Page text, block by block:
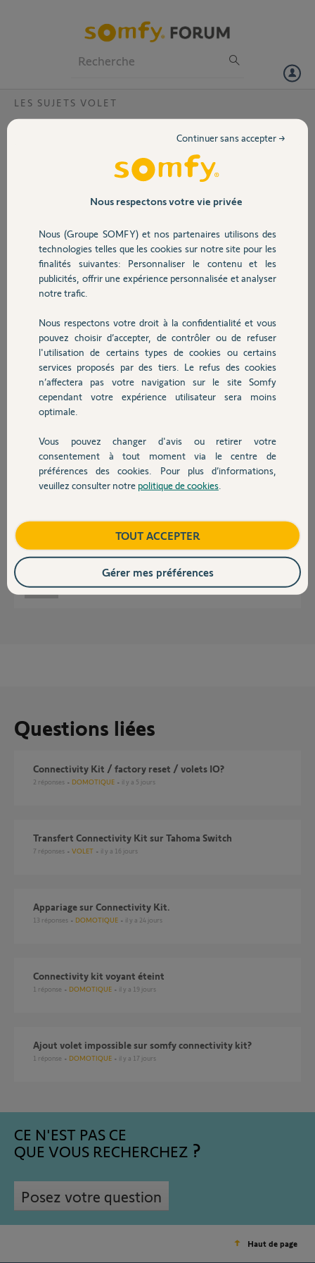
Volet
Sécurité
Domotique
Chauffage
Autres produits
Devis avec un pro
Contact
LES SUJETS VOLET
Connectivity kit compatibilité
Bonjour, j’aimerais savoir si tous les moteurs de VR sans exception
sont compatible avec le connectivity kit. Je ne connais pas la
référence de mes moteurs. Je sais juste que c’est du SOMFY IO
Je vous remercie par avance
Ava
il y a plus de 4 ans
Participer au fil de discussion
Réponses
Bonjour,
Tous les ouvrants Somfy sont acceptés dans la limite de 20 équipements.
Anonyme il y a plus de 4 ans
Ok merci beaucoup
Ava il y a plus de 4 ans
Questions liées
Connectivity Kit / factory reset / volets IO?
2 réponses DOMOTIQUE il y a 5 jours
Transfert Connectivity Kit sur Tahoma Switch
7 réponses VOLET il y a 16 jours
Appariage sur Connectivity Kit.
13 réponses DOMOTIQUE il y a 24 jours
Connectivity kit voyant éteint
1 réponse DOMOTIQUE il y a 19 jours
ajout volet impossible sur somfy connectivity kit?
1 réponse DOMOTIQUE il y a 17 jours
CE N'EST PAS CE
QUE VOUS RECHERCHEZ
Posez votre question
Haut de page
Nous respectons votre vie privée
Nous (Groupe SOMFY) et nos partenaires utilisons des
technologies telles que les cookies sur notre site pour les
finalités suivantes: Personnaliser le contenu et les
publicités, offrir une expérience personnalisée et analyser
notre trafic.
Nous respectons votre droit à la confidentialité et vous
pouvez choisir d’accepter, de contrôler ou de refuser
l'utilisation de certains types de cookies ou certains
services proposés par des tiers. Le refus des cookies
n’affectera pas votre navigation sur le site Somfy
cependant votre expérience utilisateur sera moins
optimale.
Vous pouvez changer d'avis ou retirer votre
consentement à tout moment via le centre de
préférences des cookies. Pour plus d’informations,
veuillez consulter notre politique de cookies
Continuer sans accepter →
TOUT ACCEPTER
Gérer mes préférences